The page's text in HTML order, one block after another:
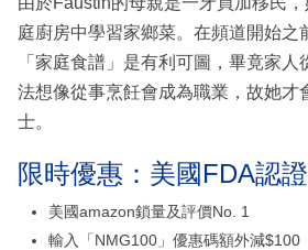
庭廚房中學習家鄉菜。在頻道開始之
「家庭食譜」是有利可圖，畢竟家
法想像從事烹飪會成為職業，故她才
士。
限時優惠：美國FDA認
美國amazon鎖量及評價No. 1
輸入「NMG100」優惠碼額外減$100